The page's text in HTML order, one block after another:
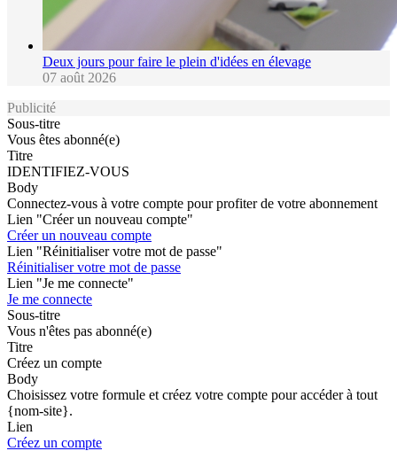
Deux jours pour faire le plein d'idées en élevage
07 août 2026
Publicité
Sous-titre
Vous êtes abonné(e)
Titre
IDENTIFIEZ-VOUS
Body
Connectez-vous à votre compte pour profiter de votre abonnement
Lien "Créer un nouveau compte"
Créer un nouveau compte
Lien "Réinitialiser votre mot de passe"
Réinitialiser votre mot de passe
Lien "Je me connecte"
Je me connecte
Sous-titre
Vous n'êtes pas abonné(e)
Titre
Créez un compte
Body
Choisissez votre formule et créez votre compte pour accéder à tout
{nom-site}.
Lien
Créez un compte